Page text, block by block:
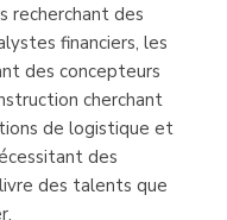
recherchant des
financiers, les
des concepteurs
cherchant
de logistique et
des
des talents que